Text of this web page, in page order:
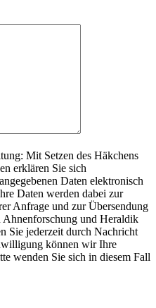
Mit Setzen des Häkchens
erklären Sie sich
Daten elektronisch
Daten werden dabei zur
Anfrage und zur Übersendung
und Heraldik
Sie jederzeit durch Nachricht
können wir Ihre
wenden Sie sich in diesem Fall